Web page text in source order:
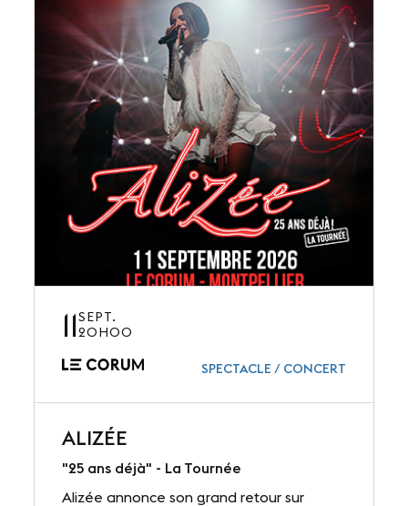
11SEPT.
20H00
SPECTACLE / CONCERT
ALIZÉE
"25 ans déjà" - La Tournée
Alizée annonce son grand retour sur